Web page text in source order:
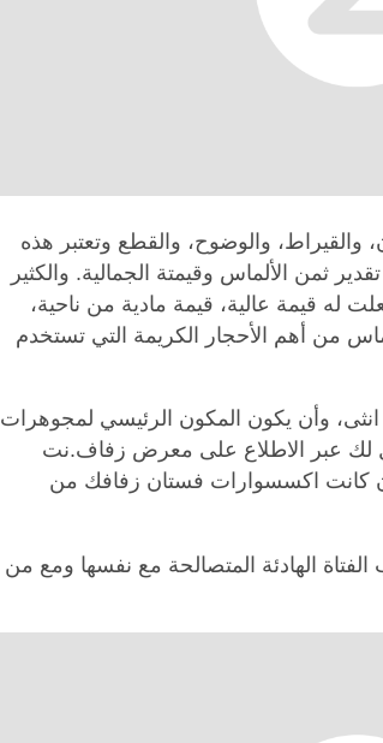
والوضوح، والقطع وتعتبر هذه
ثمن الألماس وقيمتة الجمالية. والكثير
له قيمة عالية، قيمة مادية من ناحية،
من أهم الأحجار الكريمة التي تستخدم
انثى، وأن يكون المكون الرئيسي لمجوهرات
لك عبر الاطلاع على معرض زفاف.نت
كانت اكسسوارات فستان زفافك من
الفتاة الهادئة المتصالحة مع نفسها ومع من